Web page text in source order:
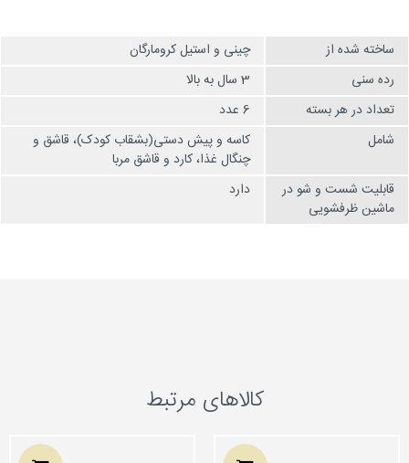
ساخته شده از
چینی و استیل کرومارگان
رده سنی
تعداد در هر بسته
شامل
کاسه و پیش دستی(بشقاب کودک)، قاشق و
چنگال غذا، کارد و قاشق مربا
قابلیت شست و شو در
ماشین ظرفشویی
دارد
کالاهای مرتبط